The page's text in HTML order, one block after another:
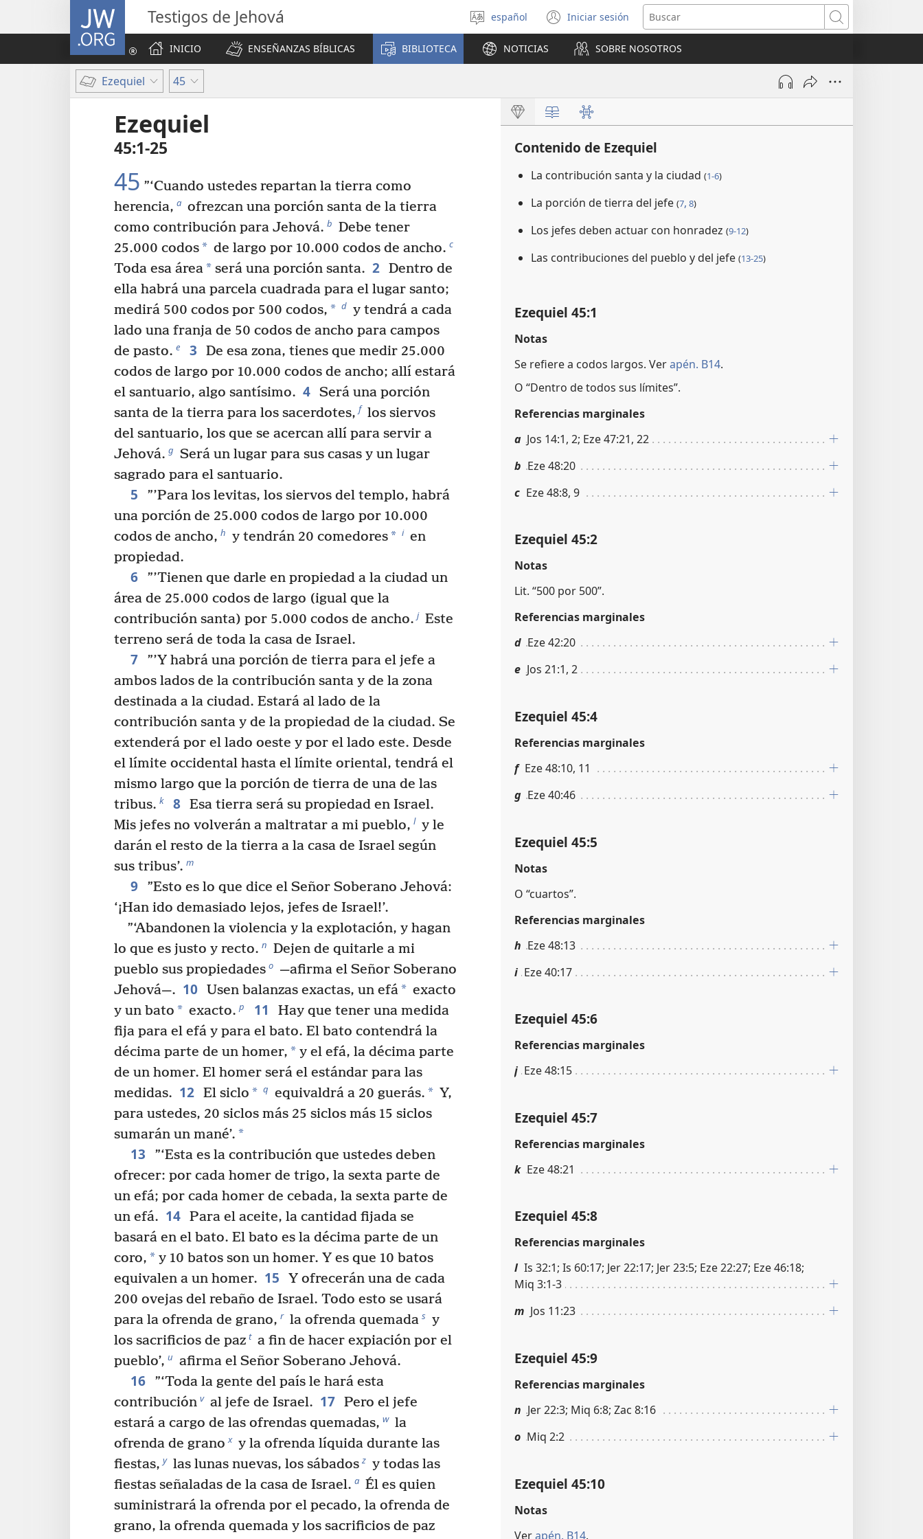
JW.ORG Testigos de Jehová
Seleccionar
idioma
español Iniciar sesión
(abre
una
nueva
ventana)
Buscar
INICIO
ENSEÑANZAS BÍBLICAS BIBLIOTECA NOTICIAS SOBRE NOSOTROS
Ezequiel 45
Ezequiel
45:1-25
45 ”‘Cuando ustedes repartan la tierra como
herencia, a ofrezcan una porción santa de la tierra
como contribución para Jehová. b Debe tener
25.000 codos* de largo por 10.000 codos de ancho. c
Toda esa área* será una porción santa. 2 Dentro de
ella habrá una parcela cuadrada para el lugar santo;
medirá 500 codos por 500 codos, * d y tendrá a cada
lado una franja de 50 codos de ancho para campos
de pasto. e 3
De esa zona, tienes que medir 25.000
codos de largo por 10.000 codos de ancho; allí estará
el santuario, algo santísimo. 4 Será una porción
santa de la tierra para los sacerdotes, f los siervos
del santuario, los que se acercan allí para servir a
Jehová. g Será un lugar para sus casas y un lugar
sagrado para el santuario.
5
”’Para los levitas, los siervos del templo, habrá
una porción de 25.000 codos de largo por 10.000
codos de ancho, h y tendrán 20 comedores* i en
propiedad.
6
”’Tienen que darle en propiedad a la ciudad un
área de 25.000 codos de largo (igual que la
contribución santa) por 5.000 codos de ancho. j Este
terreno será de toda la casa de Israel.
7
”’Y habrá una porción de tierra para el jefe a
ambos lados de la contribución santa y de la zona
destinada a la ciudad. Estará al lado de la
contribución santa y de la propiedad de la ciudad. Se
extenderá por el lado oeste y por el lado este. Desde
el límite occidental hasta el límite oriental, tendrá el
mismo largo que la porción de tierra de una de las
tribus. k 8 Esa tierra será su propiedad en Israel.
Mis jefes no volverán a maltratar a mi pueblo, l y le
darán el resto de la tierra a la casa de Israel según
sus tribus’. m
9
”Esto es lo que dice el Señor Soberano Jehová:
‘¡Han ido demasiado lejos, jefes de Israel!’.
”‘Abandonen la violencia y la explotación, y hagan
lo que es justo y recto. n Dejen de quitarle a mi
pueblo sus propiedades o —afirma el Señor Soberano
Jehová—. 10 Usen balanzas exactas, un efá* exacto
y un bato * exacto. p 11
Hay que tener una medida
fija para el efá y para el bato. El bato contendrá la
décima parte de un homer, * y el efá, la décima parte
de un homer. El homer será el estándar para las
medidas. 12 El siclo * q equivaldrá a 20 guerás. * Y,
para ustedes, 20 siclos más 25 siclos más 15 siclos
sumarán un mané’. *
13
”‘Esta es la contribución que ustedes deben
ofrecer: por cada homer de trigo, la sexta parte de
un efá; por cada homer de cebada, la sexta parte de
un efá. 14 Para el aceite, la cantidad fijada se
basará en el bato. El bato es la décima parte de un
coro, * y 10 batos son un homer. Y es que 10 batos
equivalen a un homer. 15
Y ofrecerán una de cada
200 ovejas del rebaño de Israel. Todo esto se usará
para la ofrenda de grano, r la ofrenda quemada s y
los sacrificios de paz t a fin de hacer expiación por el
pueblo’, u afirma el Señor Soberano Jehová.
16
”‘Toda la gente del país le hará esta
contribución v al jefe de Israel. 17 Pero el jefe
estará a cargo de las ofrendas quemadas, w la
ofrenda de grano x y la ofrenda líquida durante las
fiestas, y las lunas nuevas, los sábados z y todas las
fiestas señaladas de la casa de Israel. a Él es quien
suministrará la ofrenda por el pecado, la ofrenda de
grano, la ofrenda quemada y los sacrificios de paz
Contenido de Ezequiel
La contribución santa y la ciudad (1-6)
La porción de tierra del jefe (7, 8)
Los jefes deben actuar con honradez (9-12)
Las contribuciones del pueblo y del jefe (13-25)
Ezequiel 45:1
Notas
Se refiere a codos largos. Verapén. B14.
O “Dentro de todos sus límites”.
Referencias marginales
a Jos 14:1, 2; Eze 47:21, 22
b Eze 48:20
c Eze 48:8, 9
Ezequiel 45:2
Notas
Lit. “500 por 500”.
Referencias marginales
d Eze 42:20
e Jos 21:1, 2
Ezequiel 45:4
Referencias marginales
f Eze 48:10, 11
g Eze 40:46
Ezequiel 45:5
Notas
O “cuartos”.
Referencias marginales
h Eze 48:13
i Eze 40:17
Ezequiel 45:6
Referencias marginales
j Eze 48:15
Ezequiel 45:7
Referencias marginales
k Eze 48:21
Ezequiel 45:8
Referencias marginales
l Is 32:1; Is 60:17; Jer 22:17; Jer 23:5; Eze 22:27; Eze 46:18;
Miq 3:1-3
m Jos 11:23
Ezequiel 45:9
Referencias marginales
n Jer 22:3; Miq 6:8; Zac 8:16
o Miq 2:2
Ezequiel 45:10
Notas
Verapén. B14.